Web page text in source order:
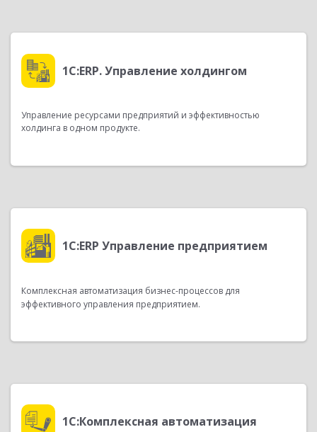
1С:ERP. Управление холдингом
Управление ресурсами предприятий и эффективностью
холдинга в одном продукте.
1С:ERP Управление предприятием
Комплексная автоматизация бизнес-процессов для
эффективного управления предприятием.
1С:Комплексная автоматизация